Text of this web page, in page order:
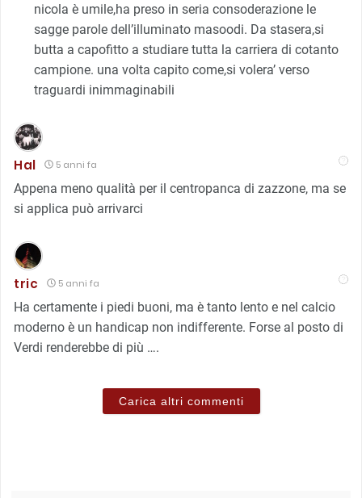
nicola è umile,ha preso in seria consoderazione le
sagge parole dell’illuminato masoodi. Da stasera,si
butta a capofitto a studiare tutta la carriera di cotanto
campione. una volta capito come,si volera’ verso
traguardi inimmaginabili
Hal 5 anni fa
Appena meno qualità per il centropanca di zazzone, ma se
si applica può arrivarci
tric 5 anni fa
Ha certamente i piedi buoni, ma è tanto lento e nel calcio
moderno è un handicap non indifferente. Forse al posto di
Verdi renderebbe di più ….
Carica altri commenti